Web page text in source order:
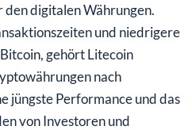
digitalen Währungen.
und niedrigere
gehört Litecoin
nach
jüngste Performance und das
von Investoren und